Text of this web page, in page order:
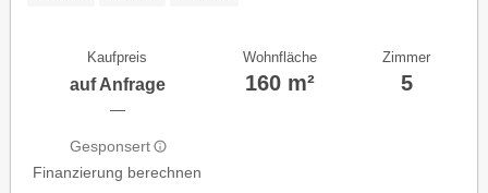
Kaufpreis
auf Anfrage
—
Gesponsert
Finanzierung berechnen
Wohnfläche
160 m²
Zimmer
5